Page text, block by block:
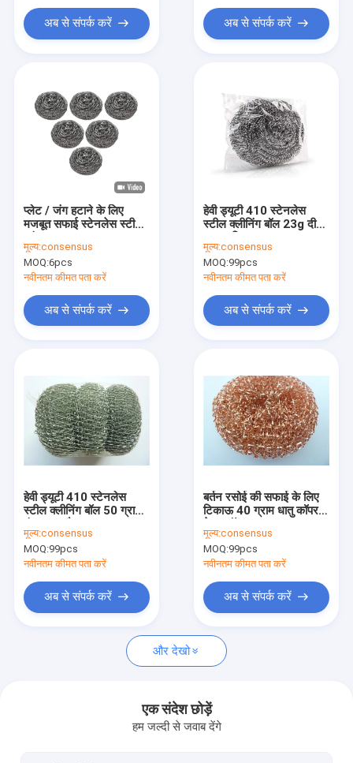
उत्पाद
वीआर दिखाएँ
हमारे बारे में
गुणवत्ता नियंत्रण
हमसे संपर्क करें
समाचार
बुना हुआ तार मेष गैसकेट
अब से संपर्क करें अब से संपर्क करें
प्लेट / जंग हटाने के लिए
मजबूत सफाई स्टेनलेस स्टील
मूल्य:consensus
MOQ:6pcs
नवीनतम कीमत पता करें
अब से संपर्क करें
हेवी ड्यूटी 410 स्टेनलेस
स्टील क्लीनिंग बॉल 23g दीया
मूल्य:consensus
MOQ:99pcs
नवीनतम कीमत पता करें
अब से संपर्क करें
हेवी ड्यूटी 410 स्टेनलेस
स्टील क्लीनिंग बॉल 50 ग्राम
मूल्य:consensus
MOQ:99pcs
नवीनतम कीमत पता करें
अब से संपर्क करें
बर्तन रसोई की सफाई के लिए
टिकाऊ 40 ग्राम धातु कॉपर
मूल्य:consensus
MOQ:99pcs
नवीनतम कीमत पता करें
अब से संपर्क करें
और देखो
एक संदेश छोड़ें
हम जल्दी से जवाब देंगे